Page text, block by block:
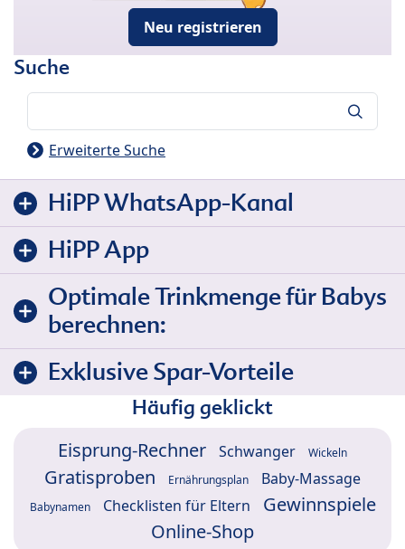
Neu registrieren
Suche
Erweiterte Suche
HiPP WhatsApp-Kanal
HiPP App
Optimale Trinkmenge für Babys
berechnen:
Exklusive Spar-Vorteile
Häufig geklickt
Eisprung-Rechner Schwanger Wickeln
Gratisproben Ernährungsplan Baby-Massage
Babynamen Checklisten für Eltern
Gewinnspiele
Online-Shop